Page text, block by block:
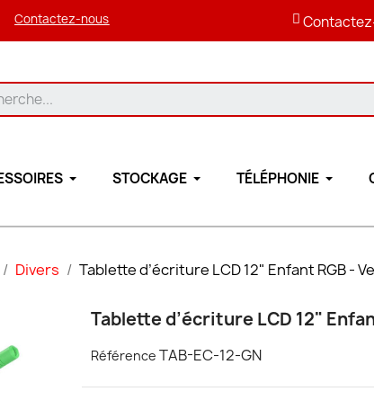
Contactez-nous
STOCKAGE TÉLÉPHONIE
Divers Tablette d’écriture LCD 12" Enfant RGB -
Tablette d’écriture LCD 12"
Référence TAB-EC-12-GN